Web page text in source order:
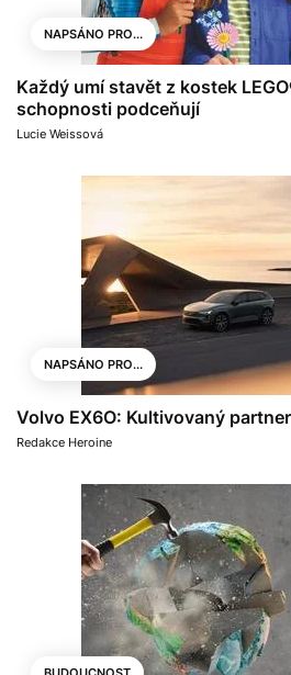
NAPSÁNO PRO...
Každý umí stavět z kostek
schopnosti podceňují
Lucie Weissová
NAPSÁNO PRO...
Volvo EX6O: Kultivovaný partner
Redakce Heroine